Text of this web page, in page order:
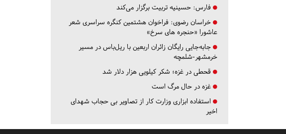
فارس: حسینیه تربیت برگزار می‌کند
خراسان رضوی: فراخوان هشتمین کنگره سراسری شعر
عاشورا «حنجره های سرخ»
جابه‌جایی رایگان زائران اربعین با ریل‌باس در مسیر
خرمشهر-شلمچه
قحطی در غزه؛ شکر کیلویی هزار دلار شد
غزه در حال مرگ است
استفاده ابزاری وزارت کار از تصاویر بی حجاب شهدای
اخیر